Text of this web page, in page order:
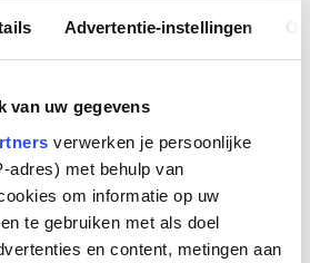
Advertentie-instellingen
van uw gegevens
verwerken je persoonlijke
adres) met behulp van
om informatie op uw
te gebruiken met als doel
en content, metingen aan
Cradle USB-A